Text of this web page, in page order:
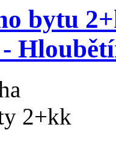
bytu
2+kk